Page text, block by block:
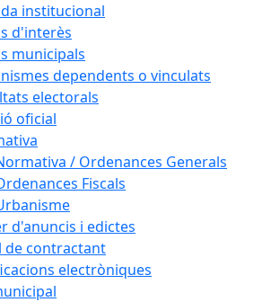
institucional
d'interès
municipals
dependents o vinculats
electorals
oficial
/ Ordenances Generals
Fiscals
d'anuncis i edictes
de contractant
electròniques